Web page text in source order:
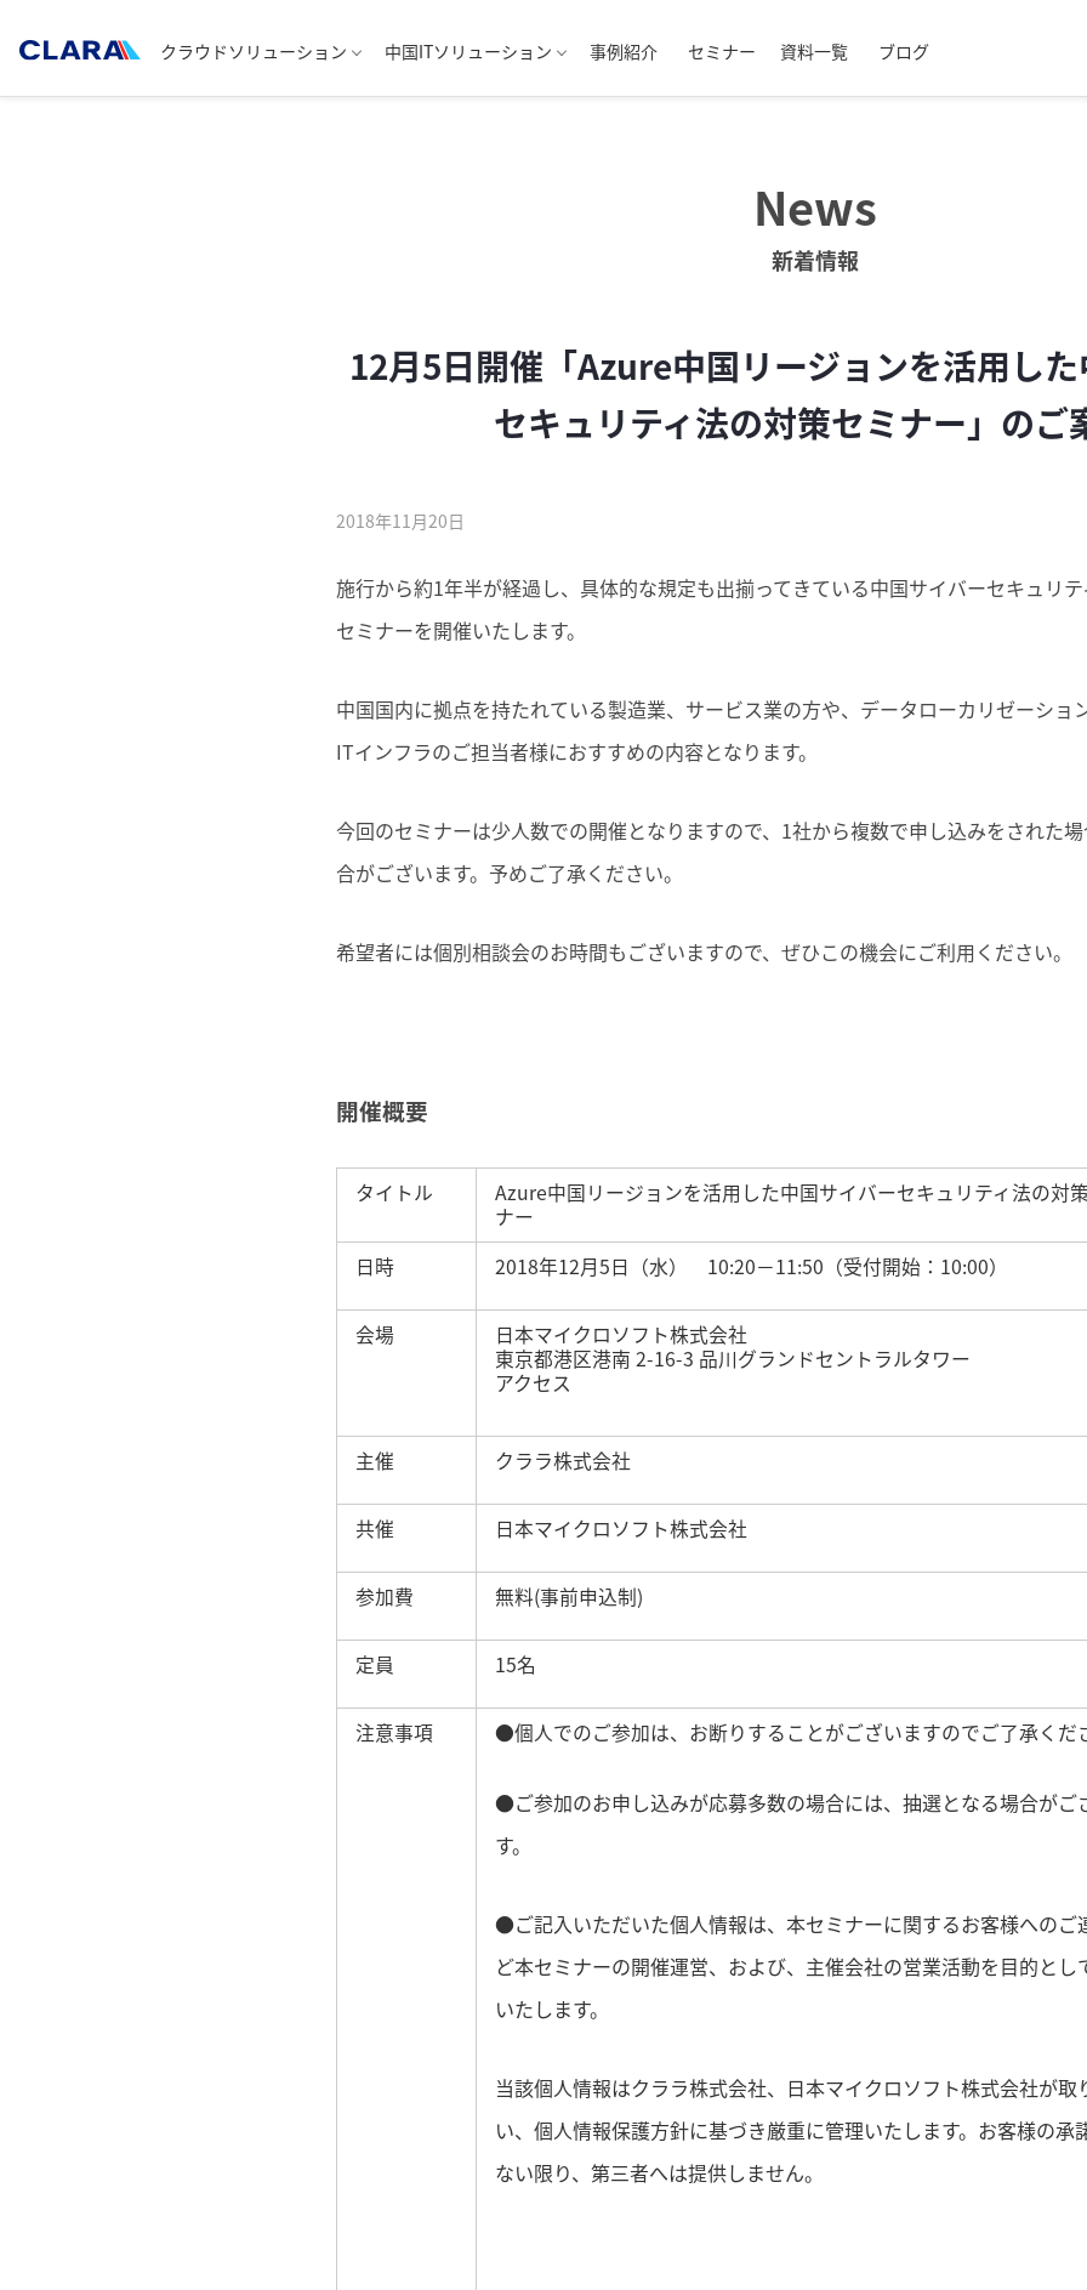
クラウドソリューション 中国ITソリューション 事例紹介 セミナー 資料一覧 ブログ
News
新着情報
12月5日開催「Azure中国リージョンを活用し
セキュリティ法の対策セミナー」のご
2018年11月20日
施行から約1年半が経過し、具体的な規定も出揃ってきている中国サイバーセキュリ
セミナーを開催いたします。
中国国内に拠点を持たれている製造業、サービス業の方や、データローカリゼーショ
ITインフラのご担当者様におすすめの内容となります。
今回のセミナーは少人数での開催となりますので、1社から複数で申し込みをされた
合がございます。予めご了承ください。
希望者には個別相談会のお時間もございますので、ぜひこの機会にご利用ください。
開催概要
タイトル
Azure中国リージョンを活用した中国サイバーセキュリティ法の対
ナー
日時
2018年12月5日（水） 10:20－11:50（受付開始：10:00）
会場
日本マイクロソフト株式会社
東京都港区港南 2-16-3 品川グランドセントラルタワー
アクセス
主催 クララ株式会社
共催 日本マイクロソフト株式会社
参加費 無料(事前申込制)
定員 15名
注意事項 ●個人でのご参加は、お断りすることがございますのでご了承くだ
●ご参加のお申し込みが応募多数の場合には、抽選となる場合がご
す。
●ご記入いただいた個人情報は、本セミナーに関するお客様へのご
ど本セミナーの開催運営、および、主催会社の営業活動を目的とし
いたします。
当該個人情報はクララ株式会社、日本マイクロソフト株式会社が取
い、個人情報保護方針に基づき厳重に管理いたします。お客様の承
ない限り、第三者へは提供しません。